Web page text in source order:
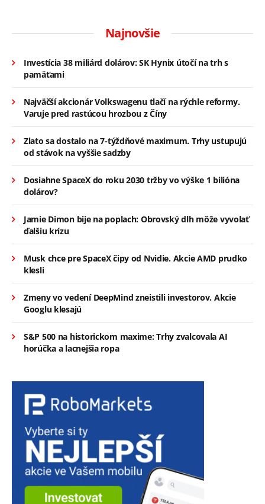
Najnovšie
Investícia 38 miliárd dolárov: SK Hynix útočí na trh s
pamäťami
Najväčší akcionár Volkswagenu tlačí na rýchle reformy.
Varuje pred rastúcou hrozbou z Číny
Zlato sa dostalo na 7-týždňové maximum. Trhy ustupujú
od stávok na vyššie sadzby
Dosiahne SpaceX do roku 2030 tržby vo výške 1 bilióna
dolárov?
Jamie Dimon bije na poplach: Obrovský dlh môže vyvolať
ďalšiu krízu
Musk chce pre SpaceX čipy od Nvidie. Akcie AMD prudko
klesli
Zmeny vo vedení DeepMind zneistili investorov. Akcie
Googlu klesajú
S&P 500 na historickom maxime: Trhy zvalcovala AI
horúčka a lacnejšia ropa